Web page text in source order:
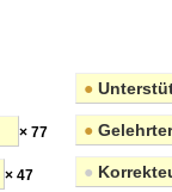
× 77
× 47
●
● Gelehrter
●